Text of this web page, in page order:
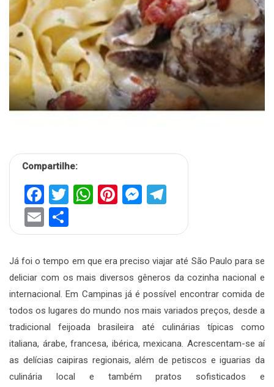
Compartilhe:
Facebook
Twitter
WhatsApp
Pinterest
Messenger
Email
Já foi o tempo em que era preciso viajar até São Paulo para se
deliciar com os mais diversos gêneros da cozinha nacional e
internacional. Em Campinas já é possível encontrar comida de
todos os lugares do mundo nos mais variados preços, desde a
tradicional feijoada brasileira até culinárias típicas como
italiana, árabe, francesa, ibérica, mexicana. Acrescentam-se aí
as delícias caipiras regionais, além de petiscos e iguarias da
culinária local e também pratos sofisticados e